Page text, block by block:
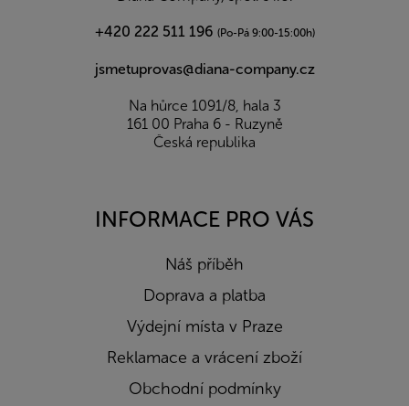
+420 222 511 196 (Po-Pá 9:00-15:00h)
jsmetuprovas@diana-company.cz
Na hůrce 1091/8, hala 3
161 00 Praha 6 - Ruzyně
Česká republika
INFORMACE PRO VÁS
Náš příběh
Doprava a platba
Výdejní místa v Praze
Reklamace a vrácení zboží
Obchodní podmínky